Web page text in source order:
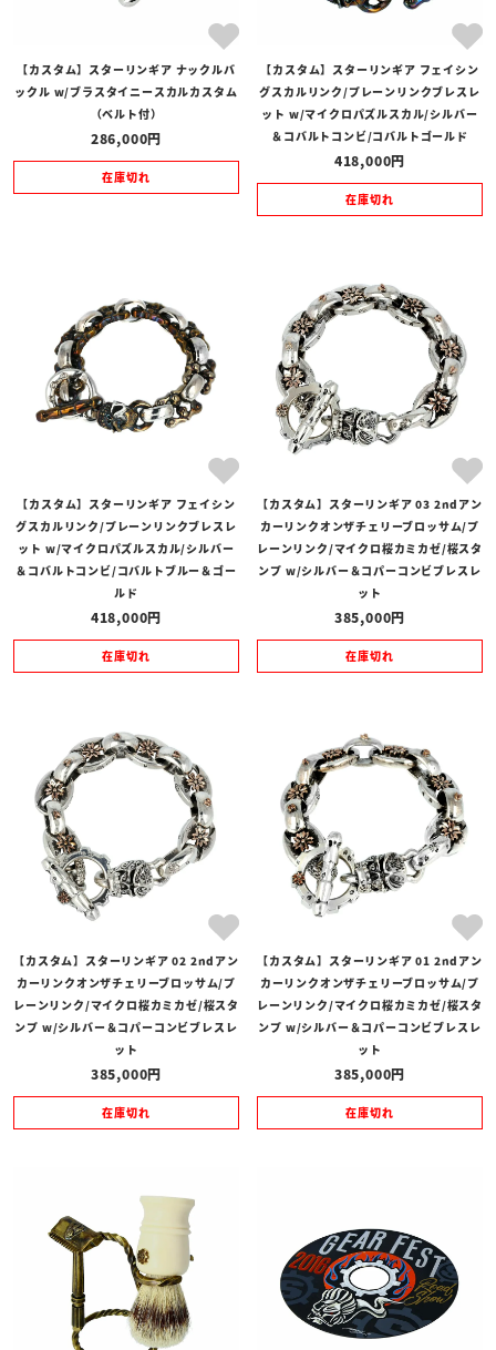
【カスタム】スターリンギア ナックルバ
ックル w/ブラスタイニースカルカスタム
（ベルト付）
286,000
在庫切れ
【カスタム】スターリンギア フェイシン
グスカルリンク/プレーンリンクブレスレ
ット w/マイクロパズルスカル/シルバー
＆コバルトコンビ/コバルトゴールド
418,000
在庫切れ
【カスタム】スターリンギア フェイシン
グスカルリンク/プレーンリンクブレスレ
ット w/マイクロパズルスカル/シルバー
＆コバルトコンビ/コバルトブルー＆ゴー
ルド
418,000
在庫切れ
【カスタム】スターリンギア 03 2ndアン
カーリンクオンザチェリーブロッサム/プ
レーンリンク/マイクロ桜カミカゼ/桜スタ
ンプ w/シルバー＆コパーコンビブレスレ
ット
385,000
在庫切れ
【カスタム】スターリンギア 02 2ndアン
カーリンクオンザチェリーブロッサム/プ
レーンリンク/マイクロ桜カミカゼ/桜スタ
ンプ w/シルバー＆コパーコンビブレスレ
ット
385,000
在庫切れ
【カスタム】スターリンギア 01 2ndアン
カーリンクオンザチェリーブロッサム/プ
レーンリンク/マイクロ桜カミカゼ/桜スタ
ンプ w/シルバー＆コパーコンビブレスレ
ット
385,000
在庫切れ